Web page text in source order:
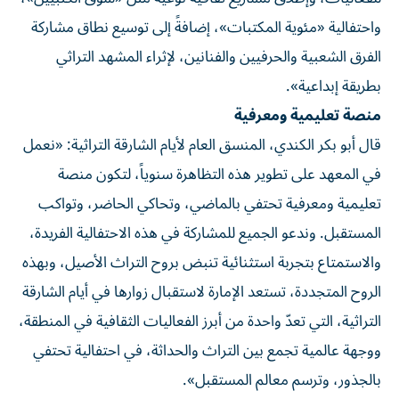
واحتفالية «مئوية المكتبات»، إضافةً إلى توسيع نطاق مشاركة
الفرق الشعبية والحرفيين والفنانين، لإثراء المشهد التراثي
بطريقة إبداعية».
منصة تعليمية ومعرفية
قال أبو بكر الكندي، المنسق العام لأيام الشارقة التراثية: «نعمل
في المعهد على تطوير هذه التظاهرة سنوياً، لتكون منصة
تعليمية ومعرفية تحتفي بالماضي، وتحاكي الحاضر، وتواكب
المستقبل. وندعو الجميع للمشاركة في هذه الاحتفالية الفريدة،
والاستمتاع بتجربة استثنائية تنبض بروح التراث الأصيل، وبهذه
الروح المتجددة، تستعد الإمارة لاستقبال زوارها في أيام الشارقة
التراثية، التي تعدّ واحدة من أبرز الفعاليات الثقافية في المنطقة،
ووجهة عالمية تجمع بين التراث والحداثة، في احتفالية تحتفي
بالجذور، وترسم معالم المستقبل».